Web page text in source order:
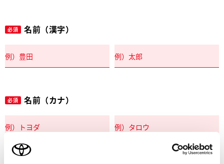
必須 名前（漢字）
必須 名前（カナ）